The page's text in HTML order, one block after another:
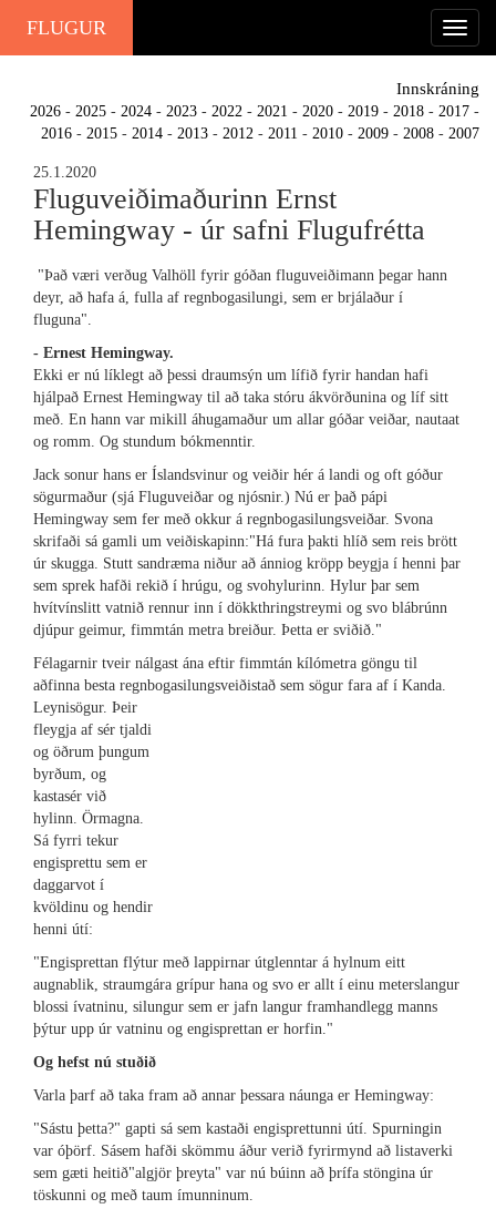
FLUGUR
Innskráning
2026 - 2025 - 2024 - 2023 - 2022 - 2021 - 2020 - 2019 - 2018 - 2017 -
2016 - 2015 - 2014 - 2013 - 2012 - 2011 - 2010 - 2009 - 2008 - 2007
25.1.2020
Fluguveiðimaðurinn Ernst
Hemingway - úr safni Flugufrétta
"Það væri verðug Valhöll fyrir góðan fluguveiðimann þegar hann
deyr, að hafa á, fulla af regnbogasilungi, sem er brjálaður í
fluguna".
- Ernest Hemingway.
Ekki er nú líklegt að þessi draumsýn um lífið fyrir handan hafi
hjálpað Ernest Hemingway til að taka stóru ákvörðunina og líf sitt
með. En hann var mikill áhugamaður um allar góðar veiðar, nautaat
og romm. Og stundum bókmenntir.
Jack sonur hans er Íslandsvinur og veiðir hér á landi og oft góður
sögurmaður (sjá Fluguveiðar og njósnir.) Nú er það pápi
Hemingway sem fer með okkur á regnbogasilungsveiðar. Svona
skrifaði sá gamli um veiðiskapinn:"Há fura þakti hlíð sem reis brött
úr skugga. Stutt sandræma niður að ánniog kröpp beygja í henni þar
sem sprek hafði rekið í hrúgu, og svohylurinn. Hylur þar sem
hvítvínslitt vatnið rennur inn í dökkthringstreymi og svo blábrúnn
djúpur geimur, fimmtán metra breiður. Þetta er sviðið."
Félagarnir tveir nálgast ána eftir fimmtán kílómetra göngu til
aðfinna besta regnbogasilungsveiðistað sem sögur fara af í Kanda.
Leynisögur. Þeir
fleygja af sér tjaldi
og öðrum þungum
byrðum, og
kastasér við
hylinn. Örmagna.
Sá fyrri tekur
engisprettu sem er
daggarvot í
kvöldinu og hendir
henni útí:
"Engisprettan flýtur með lappirnar útglenntar á hylnum eitt
augnablik, straumgára grípur hana og svo er allt í einu meterslangur
blossi ívatninu, silungur sem er jafn langur framhandlegg manns
þýtur upp úr vatninu og engisprettan er horfin."
Og hefst nú stuðið
Varla þarf að taka fram að annar þessara náunga er Hemingway:
"Sástu þetta?" gapti sá sem kastaði engisprettunni útí. Spurningin
var óþörf. Sásem hafði skömmu áður verið fyrirmynd að listaverki
sem gæti heitið"algjör þreyta" var nú búinn að þrífa stöngina úr
töskunni og með taum ímunninum.